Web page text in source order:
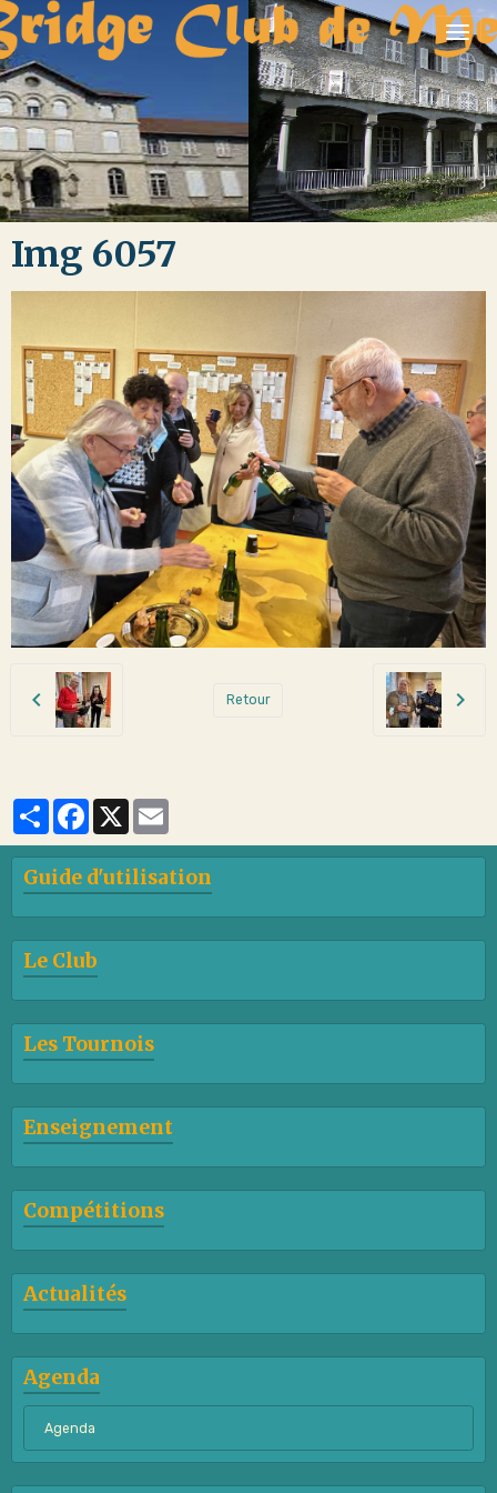
Img 6057
Retour
PartagerFacebook
Guide d'utilisation
Le Club
Les Tournois
Enseignement
Compétitions
Actualités
Agenda
Agenda